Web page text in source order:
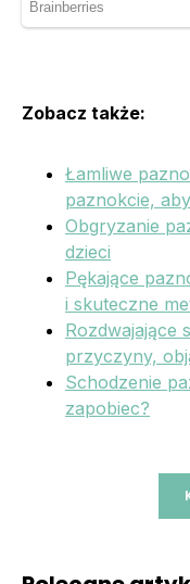
Zobacz także:
Łamliwe
paznokcie,
Obgryzanie
dzieci
Pękające
i skuteczne
Rozdwajające
przyczyny,
Schodzenie
zapobiec?